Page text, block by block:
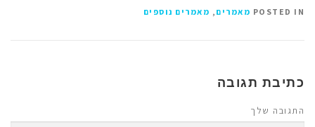
POSTED IN מאמרים , מאמרים נוספים
כתיבת תגובה
התגובה שלך